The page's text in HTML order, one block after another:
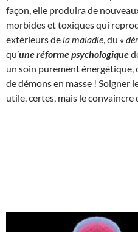
façon, elle produira de
morbides et toxiques qui
extérieurs de la maladie , du «
qu’une réforme psychologique
un soin purement énergétique,
de démons en masse ! Soigner
utile, certes, mais le